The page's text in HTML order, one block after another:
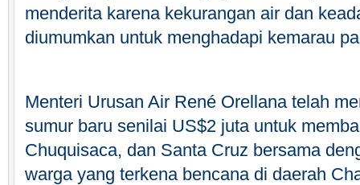
menderita karena kekurangan air dan
diumumkan untuk menghadapi kemarau
Menteri Urusan Air René Orellana telah
sumur baru senilai US$2 juta untuk
Chuquisaca, dan Santa Cruz bersama
warga yang terkena bencana di daerah